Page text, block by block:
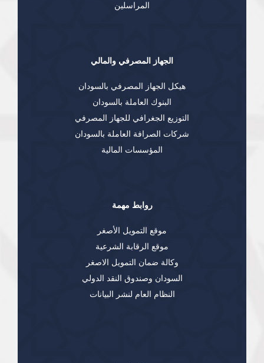
المراسلين
الجهاز المصرفي والمالي
هيكل الجهاز المصرفي بالسودان
البنوك العاملة بالسودان
التوزيع الجغرافي للجهاز المصرفي
شركات الصرافة العاملة بالسودان
المؤسسات المالية
روابط مهمة
موقع التمويل الأصغر
موقع الرقابة الشرعية
وكالة ضمان التمويل الاصغر
السودان وصندوق النقد الدولي
النظام العام لنشر البيانات